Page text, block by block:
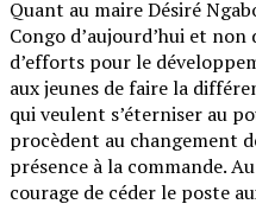
Quant au maire Désiré
Congo d’aujourd’hui et
d’efforts pour le
aux jeunes de faire la
qui veulent s’éterniser au
procèdent au changement
présence à la commande.
courage de céder le poste